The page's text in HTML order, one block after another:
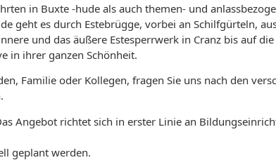
in Buxte -hude als auch themen- und
geht es durch Estebrügge, vorbei an Schilfgürteln,
und das äußere Estesperrwerk in Cranz bis auf die
in ihrer ganzen Schönheit.
Familie oder Kollegen, fragen Sie uns nach den
Angebot richtet sich in erster Linie an
geplant werden.